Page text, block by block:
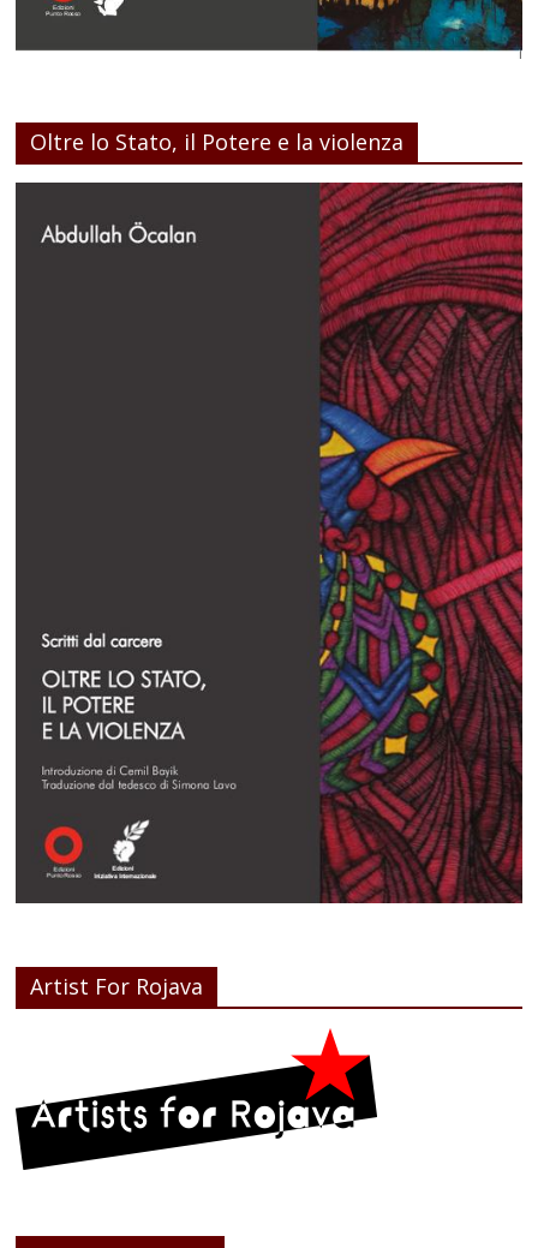
Oltre lo Stato, il Potere e la violenza
Artist For Rojava